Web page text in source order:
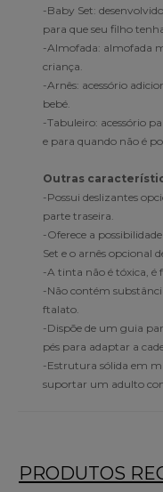
-Baby Set:
para que seu filho
-Almofada: almofada
criança.
-Arnês: acessório
bebé.
-Tabuleiro: acessório
e para quando não é
Outras
-Possui deslizantes
parte traseira.
-Oferece a
Set e o arnês opcional
-A tinta não é tóxica, é
-Não contém
ftalato.
-Dispõe de um guia
pés para adaptar a
-Estrutura sólida em
suportar um adulto
PRODUTOS